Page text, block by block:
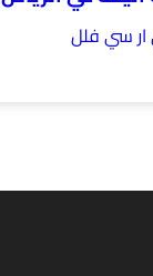
سي فلل